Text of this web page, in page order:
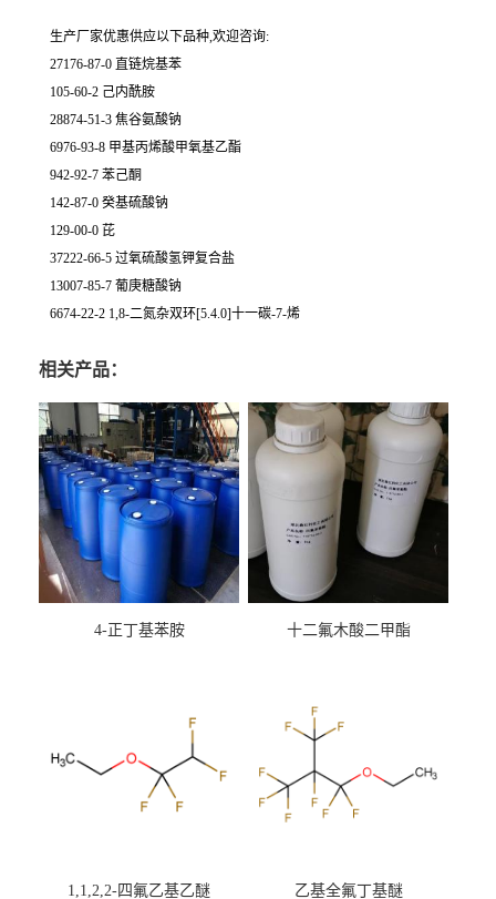
生产厂家优惠供应以下品种,欢迎咨询:
27176-87-0 直链烷基苯
105-60-2 己内酰胺
28874-51-3 焦谷氨酸钠
6976-93-8 甲基丙烯酸甲氧基乙酯
942-92-7 苯己酮
142-87-0 癸基硫酸钠
129-00-0 芘
37222-66-5 过氧硫酸氢钾复合盐
13007-85-7 葡庚糖酸钠
6674-22-2 1,8-二氮杂双环[5.4.0]十一碳-7-烯
相关产品：
4-正丁基苯胺 十二氟木酸二甲酯
1,1,2,2-四氟乙基乙醚 乙基全氟丁基醚